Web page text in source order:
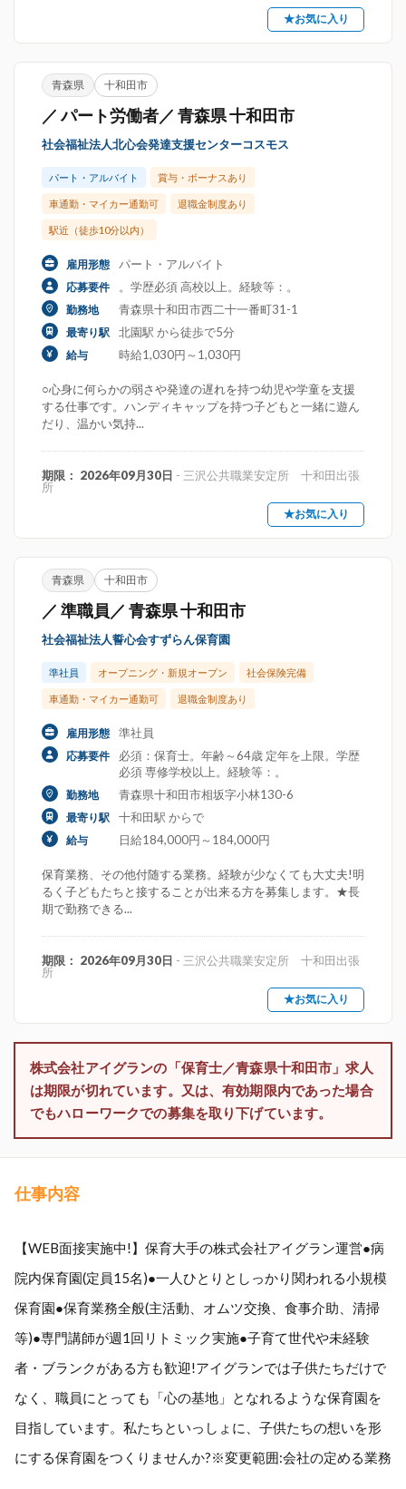
★お気に入り
青森県 十和田市
／ パート労働者／ 青森県 十和田市
社会福祉法人北心会発達支援センターコスモス
パート・アルバイト 賞与・ボーナスあり
車通勤・マイカー通勤可 退職金制度あり
駅近（徒歩10分以内）
雇用形態 パート・アルバイト
応募要件 。学歴必須 高校以上。経験等：。
勤務地 青森県十和田市西二十一番町31-1
最寄り駅 北園駅 から徒歩で5分
給与 時給1,030円～1,030円
○心身に何らかの弱さや発達の遅れを持つ幼児や学童を支援
する仕事です。ハンディキャップを持つ子どもと一緒に遊ん
だり、温かい気持...
期限： 2026年09月30日 - 三沢公共職業安定所 十和田出張
所
★お気に入り
青森県 十和田市
／ 準職員／ 青森県 十和田市
社会福祉法人誓心会すずらん保育園
準社員 オープニング・新規オープン 社会保険完備
車通勤・マイカー通勤可 退職金制度あり
雇用形態 準社員
応募要件
必須：保育士。年齢～64歳 定年を上限。学歴
必須 専修学校以上。経験等：。
勤務地 青森県十和田市相坂字小林130-6
最寄り駅 十和田駅 からで
給与 日給184,000円～184,000円
保育業務、その他付随する業務。経験が少なくても大丈夫!明
るく子どもたちと接することが出来る方を募集します。★長
期で勤務できる...
期限： 2026年09月30日 - 三沢公共職業安定所 十和田出張
所
★お気に入り
株式会社アイグランの「保育士／青森県十和田市」求人
は期限が切れています。又は、有効期限内であった場合
でもハローワークでの募集を取り下げています。
仕事内容
【WEB面接実施中!】保育大手の株式会社アイグラン運営●病
院内保育園(定員15名)●一人ひとりとしっかり関われる小規模
保育園●保育業務全般(主活動、オムツ交換、食事介助、清掃
等)●専門講師が週1回リトミック実施●子育て世代や未経験
者・ブランクがある方も歓迎!アイグランでは子供たちだけで
なく、職員にとっても「心の基地」となれるような保育園を
目指しています。私たちといっしょに、子供たちの想いを形
にする保育園をつくりませんか?※変更範囲:会社の定める業務